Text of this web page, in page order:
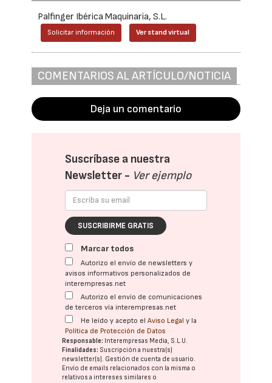
Palfinger Ibérica Maquinaria, S.L.
Solicitar información Ver stand virtual
COMENTARIOS AL ARTÍCULO/NOTICIA
Deja un comentario
Suscríbase a nuestra
Newsletter - Ver ejemplo
SUSCRIBIRME GRATIS
Marcar todos
Autorizo el envío de newsletters y
avisos informativos personalizados de
interempresas.net
Autorizo el envío de comunicaciones
de terceros vía interempresas.net
He leído y acepto elAviso Legal y la
Política de Protección de Datos
Responsable: Interempresas Media, S.L.U.
Finalidades: Suscripción a nuestra(s)
newsletter(s). Gestión de cuenta de usuario.
Envío de emails relacionados con la misma o
relativos a intereses similares o